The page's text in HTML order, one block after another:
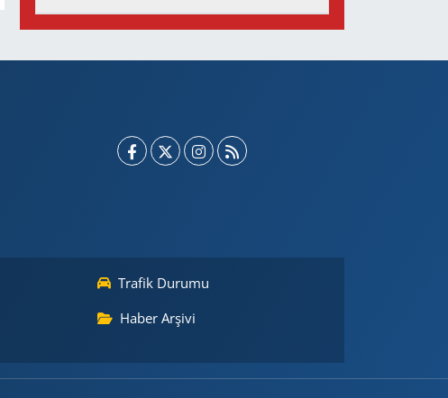
Trafik Durumu
Haber Arşivi